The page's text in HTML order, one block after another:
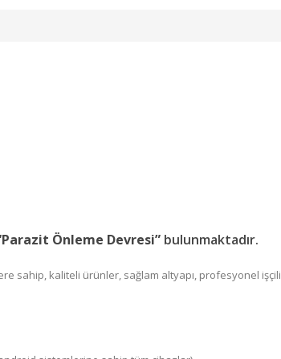
Önleme Devresi” bulunmaktadır.
sahip, kaliteli ürünler, sağlam altyapı, profesyonel